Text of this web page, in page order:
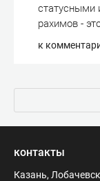
статусными
рахимов -
к
контакты
Казань,